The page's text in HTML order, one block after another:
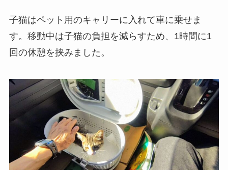
子猫はペット用のキャリーに入れて車に乗せま
す。移動中は子猫の負担を減らすため、1時間に1
回の休憩を挟みました。